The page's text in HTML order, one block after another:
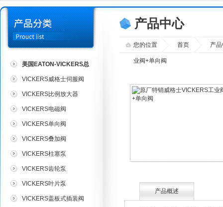
美国EATON-VICKERS总
代理
VICKERS威格士伺服阀
VICKERS比例放大器
VICKERS电磁阀
VICKERS单向阀
VICKERS叠加阀
VICKERS柱塞泵
VICKERS齿轮泵
VICKERS叶片泵
VICKERS盖板式插装阀
产品中心
您的位置 首页 产
业阀+单向阀
产品概述